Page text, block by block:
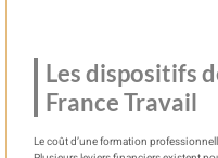
Les dispositifs
France Travail
Le coût d’une formation